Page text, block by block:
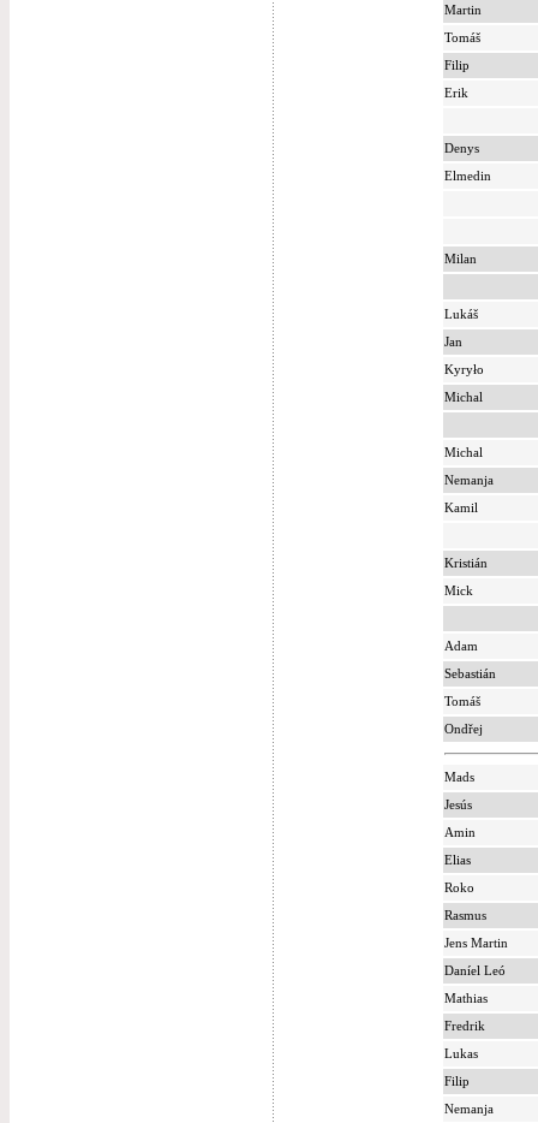
Martin
Tomáš
Filip
Erik
Denys
Elmedin
Milan
Lukáš
Jan
Kyryło
Michal
Michal
Nemanja
Kamil
Kristián
Mick
Adam
Sebastián
Tomáš
Ondřej
Mads
Jesús
Amin
Elias
Roko
Rasmus
Jens Martin
Daníel Leó
Mathias
Fredrik
Lukas
Filip
Nemanja